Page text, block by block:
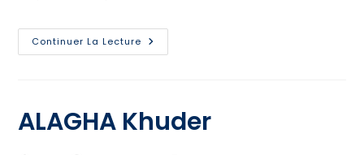
Continuer La Lecture
ALAGHA Khuder